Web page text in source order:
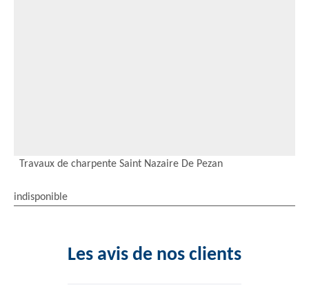
Travaux de charpente Saint Nazaire De Pezan
indisponible
Les avis de nos clients